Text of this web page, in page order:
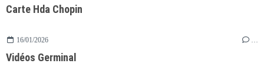
Carte Hda Chopin
16/01/2026 …
Vidéos Germinal